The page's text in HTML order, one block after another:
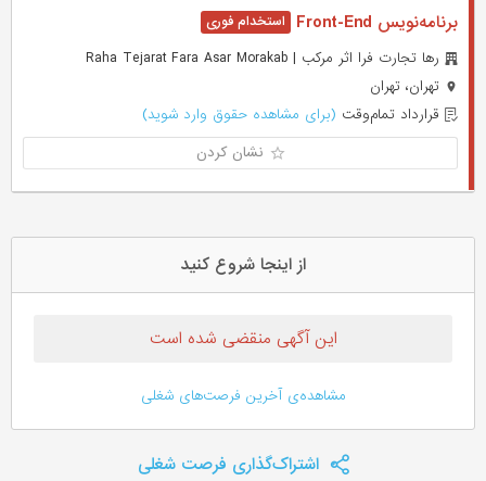
برنامه‌نویس Front-End
رها تجارت فرا اثر مرکب | Raha Tejarat Fara Asar Morakab
تهران، تهران
قرارداد تمام‌وقت (برای مشاهده حقوق وارد شوید)
نشان کردن
از اینجا شروع کنید
این آگهی منقضی شده است
مشاهده‌ی آخرین فرصت‌های شغلی
اشتراک‌گذاری فرصت شغلی